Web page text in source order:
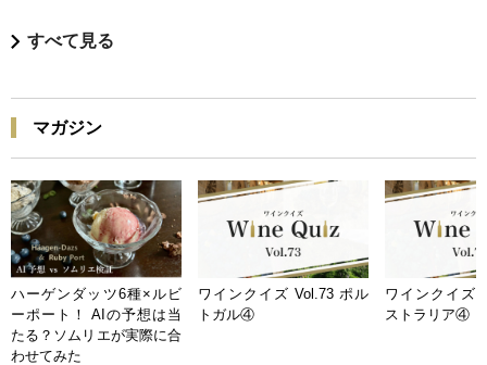
すべて見る
マガジン
ハーゲンダッツ6種×ルビ
ーポート！ AIの予想は当
たる？ソムリエが実際に合
わせてみた
ワインクイズ Vol.73 ポル
トガル④
ワインクイズ
ストラリア④